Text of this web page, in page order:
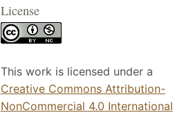
License
This work is licensed under a
Creative Commons Attribution-
NonCommercial 4.0 International